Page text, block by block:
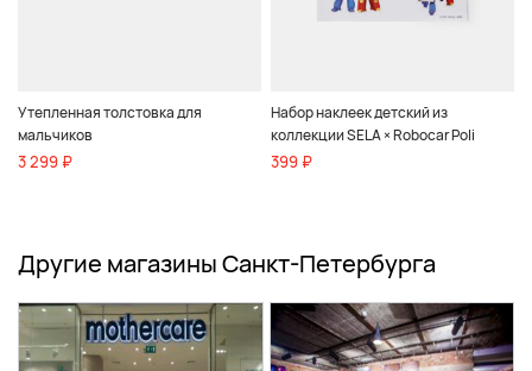
Утепленная толстовка для
мальчиков
3 299 ₽
Набор наклеек детский из
коллекции SELA × Robocar Poli
399 ₽
Другие магазины Санкт-Петербурга